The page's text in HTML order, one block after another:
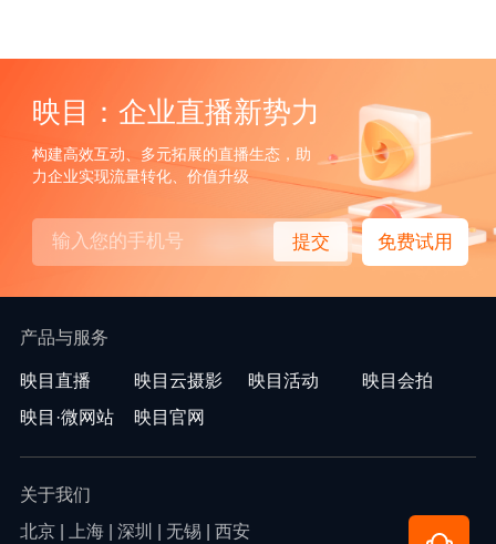
映目：企业直播新势力
构建高效互动、多元拓展的直播生态，助
力企业实现流量转化、价值升级
提交 免费试用
产品与服务
映目直播 映目云摄影 映目活动
映目会拍
映目·微网站
映目官网
关于我们
北京 | 上海 | 深圳 | 无锡 | 西安